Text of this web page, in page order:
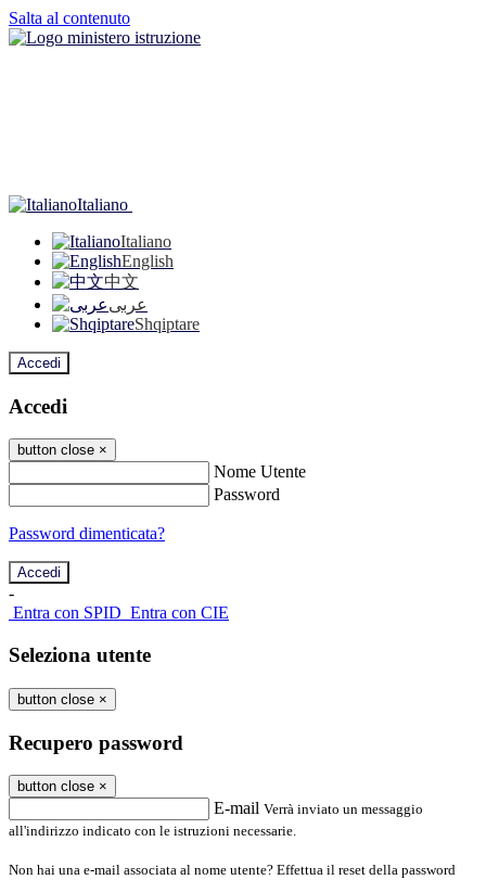
Salta al contenuto
Italiano
Italiano
English
中文
عربى
Shqiptare
Accedi
Accedi
button close ×
Nome Utente
Password
Password dimenticata?
-
Entra con SPID Entra con CIE
Seleziona utente
button close ×
Recupero password
button close ×
E-mail Verrà inviato un messaggio
all'indirizzo indicato con le istruzioni necessarie.
Non hai una e-mail associata al nome utente? Effettua il reset della password